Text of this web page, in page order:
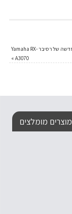
סקירה חדשה של רסיבר Yamaha RX-
A3070
»
מוצרים מומלצים